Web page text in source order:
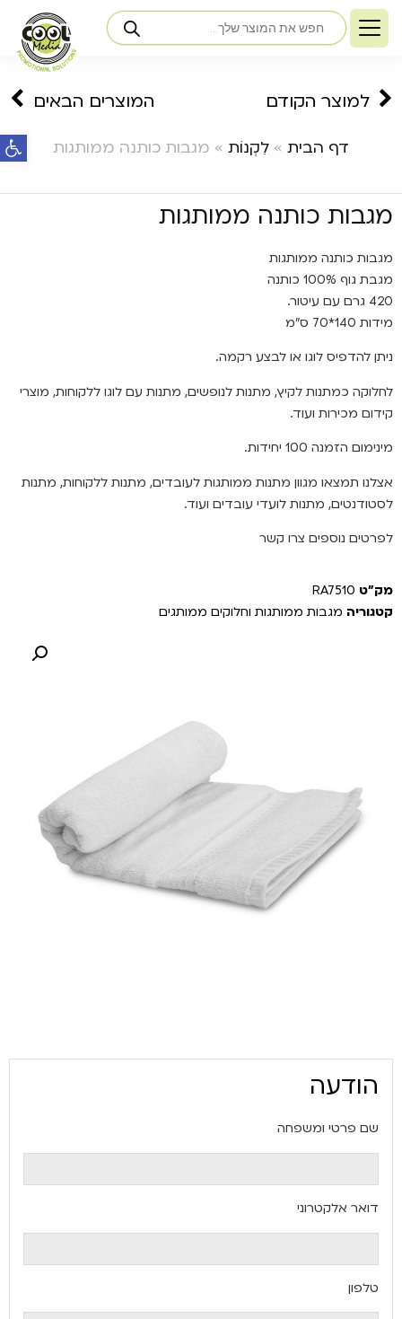
פתח
למוצר הקודם המוצרים הבאים
דף הבית » לִקְנוֹת » מגבות כותנה ממותגות
מגבות כותנה ממותגות
מגבות כותנה ממותגות
מגבת גוף 100% כותנה
420 גרם עם עיטור.
מידות 140*70 ס"מ
ניתן להדפיס לוגו או לבצע רקמה.
לחלוקה כמתנות לקיץ, מתנות לנופשים, מתנות עם לוגו ללקוחות, מוצרי
קידום מכירות ועוד.
מינימום הזמנה 100 יחידות.
אצלנו תמצאו מגוון מתנות ממותגות לעובדים, מתנות ללקוחות, מתנות
לסטודנטים, מתנות לועדי עובדים ועוד.
לפרטים נוספים צרו קשר
מק"ט RA7510
קטגוריה מגבות ממותגות וחלוקים ממותגים
הודעה
שם פרטי ומשפחה
דואר אלקטרוני
טלפון